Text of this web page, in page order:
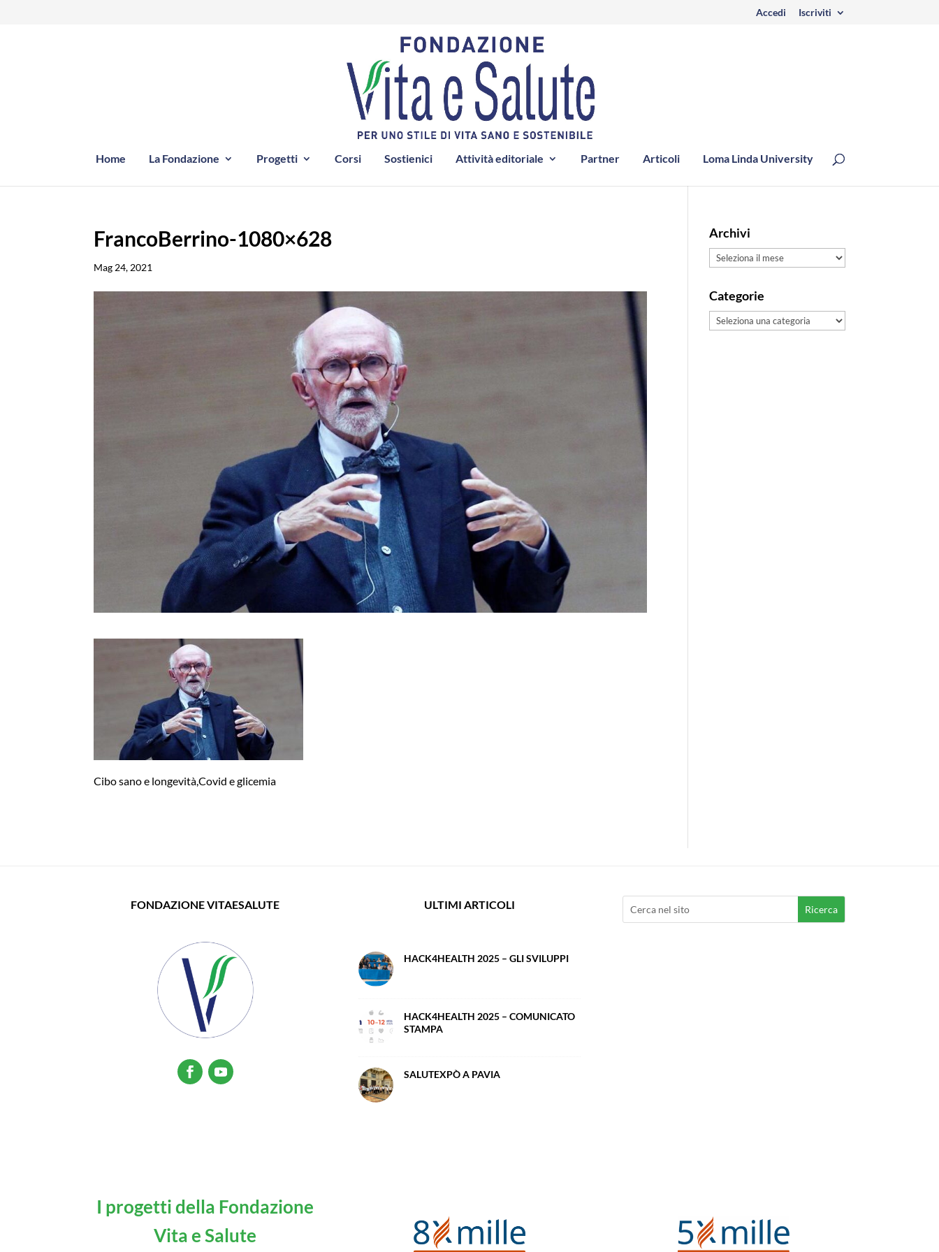
Accedi Iscriviti
Home La Fondazione Progetti Corsi Sostienici Attività editoriale Partner Articoli Loma Linda University
FrancoBerrino-1080×628
Mag 24, 2021
Cibo sano e longevità,Covid e glicemia
Archivi
Archivi
Categorie
Categorie
FONDAZIONE VITAESALUTE ULTIMI ARTICOLI
HACK4HEALTH 2025 – GLI SVILUPPI
HACK4HEALTH 2025 – COMUNICATO
STAMPA
SALUTEXPÒ A PAVIA
I progetti della Fondazione
Vita e Salute